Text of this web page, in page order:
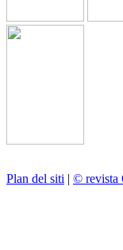
Plan del siti | © revista